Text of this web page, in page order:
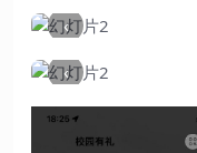
‹
‹